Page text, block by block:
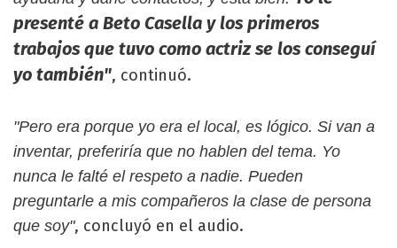
presenté a Beto Casella y los primeros
trabajos que tuvo como actriz se los conseguí
yo también", continuó.
"Pero era porque yo era el local, es lógico. Si van a
inventar, preferiría que no hablen del tema. Yo
nunca le falté el respeto a nadie. Pueden
preguntarle a mis compañeros la clase de persona
que soy", concluyó en el audio.